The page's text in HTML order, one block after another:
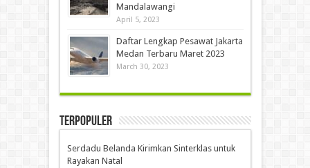
Mandalawangi
April 5, 2023
Daftar Lengkap Pesawat Jakarta
Medan Terbaru Maret 2023
March 30, 2023
Terpopuler
Serdadu Belanda Kirimkan Sinterklas untuk
Rayakan Natal